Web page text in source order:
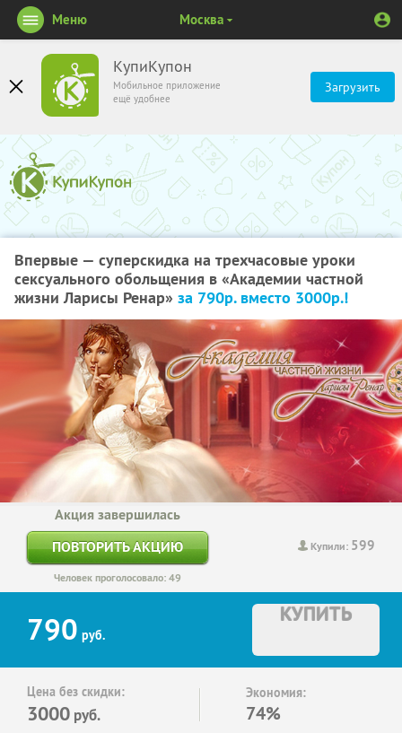
КупиКупон
Мобильное приложение
ещё удобнее
Загрузить
Меню Москва
Впервые — суперскидка на трехчасовые уроки
сексуального обольщения в «Академии частной
жизни Ларисы Ренар» за 790р. вместо 3000р.!
Купили: 599
Акция завершилась
ПОВТОРИТЬ АКЦИЮ
Человек проголосовало: 49
790 руб.
КУПИТЬ
Цена без скидки:
3000 руб.
Экономия:
74%